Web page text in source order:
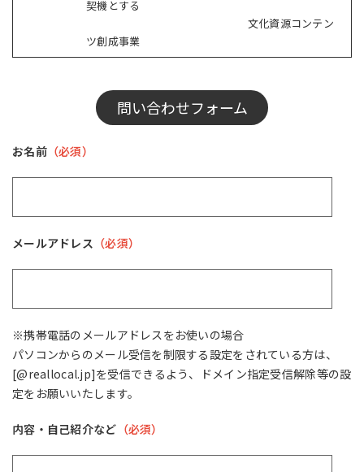
契機とする
文化資源コンテン
ツ創成事業
問い合わせフォーム
お名前（必須）
メールアドレス （必須）
※携帯電話のメールアドレスをお使いの場合
パソコンからのメール受信を制限する設定をされている方は、
[@reallocal.jp]を受信できるよう、ドメイン指定受信解除等の設
定をお願いいたします。
内容・自己紹介など （必須）